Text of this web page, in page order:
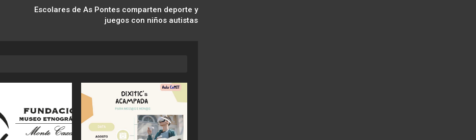
Escolares de As Pontes comparten deporte y
juegos con niños autistas